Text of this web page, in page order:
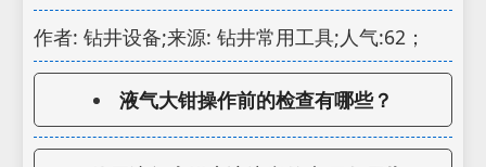
作者: 钻井设备;来源: 钻井常用工具;人气:62；
液气大钳操作前的检查有哪些？